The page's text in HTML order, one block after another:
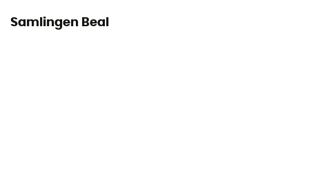
Samlingen Beal